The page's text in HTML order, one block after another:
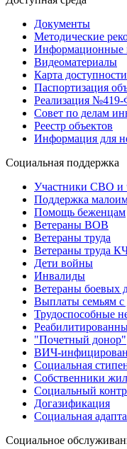
Документы
Методические
Информационные
Видеоматериалы
Карта
Паспортизация
Реализация
Совет по делам
Реестр объектов
Информация для
Социальная поддержка
Участники СВО и
Поддержка
Помощь беженцам
Ветераны ВОВ
Ветераны труда
Ветераны труда
Дети войны
Инвалиды
Ветераны боевых
Выплаты семьям с
Трудоспособные
"Почетный донор"
ВИЧ-
Социальная
Собственники
Социальный
Догазификация
Социальная
Социальное